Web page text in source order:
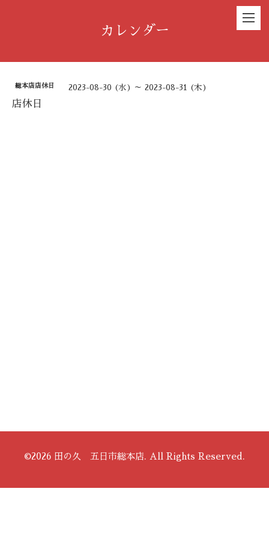
カレンダー
総本店店休日 2023-08-30 (水) ～ 2023-08-31 (木)
店休日
©2026 田の久 五日市総本店 . All Rights Reserved.